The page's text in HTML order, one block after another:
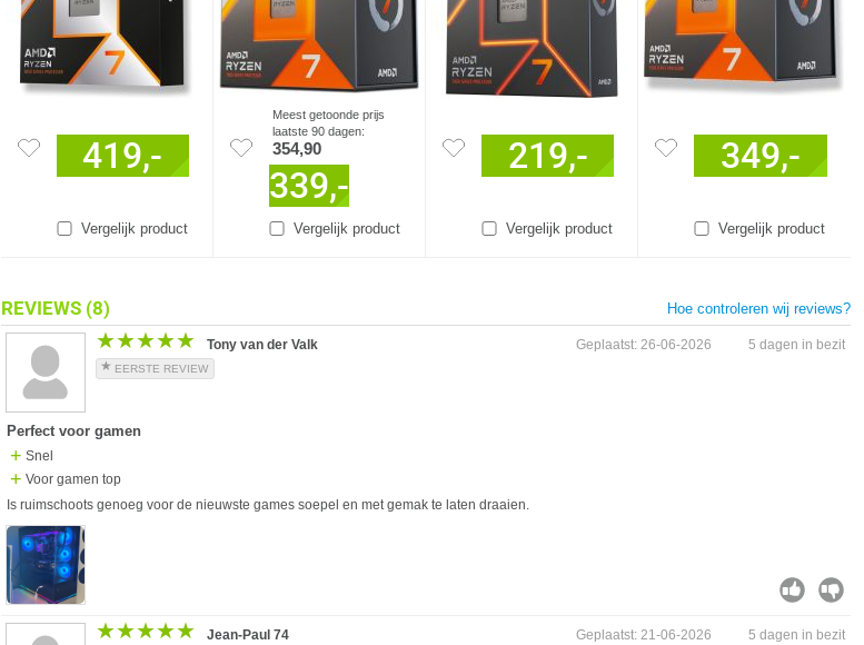
Vergelijk product
419,-
Vergelijk product
Meest getoonde prijs
laatste 90 dagen:
354,90
339,-
Vergelijk product
219,-
Vergelijk product
349,-
REVIEWS(8) Hoe controleren wij reviews?
★★★★★
★★★★★ Tony van der Valk
EERSTE REVIEW
Geplaatst: 26-06-2026 5 dagen in bezit
Perfect voor gamen
Snel
Voor gamen top
Is ruimschoots genoeg voor de nieuwste games soepel en met gemak te laten draaien.
★★★★★
★★★★★ Jean-Paul 74 Geplaatst: 21-06-2026 5 dagen in bezit